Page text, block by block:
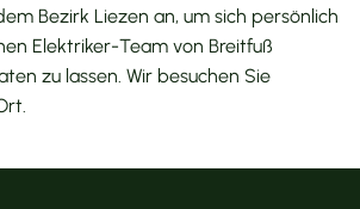
Bezirk Liezen an, um sich persönlich
Elektriker-Team von Breitfuß
zu lassen. Wir besuchen Sie